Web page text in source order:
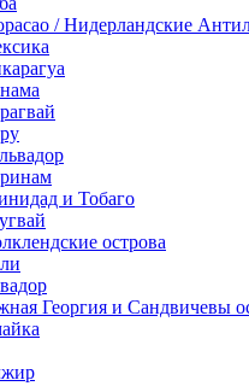
/ Нидерландские
и Тобаго
острова
Георгия и Сандвичевы